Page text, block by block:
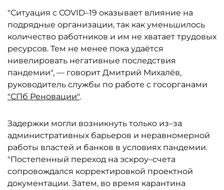
"Ситуация с COVID–19 оказывает влияние на
подрядные организации, так как уменьшилось
количество работников и им не хватает трудовых
ресурсов. Тем не менее пока удаётся
нивелировать негативные последствия
пандемии", — говорит Дмитрий Михалёв,
руководитель службы по работе с госорганами
"СПб Реновации".
Задержки могли возникнуть только из–за
административных барьеров и неравномерной
работы властей и банков в условиях пандемии.
"Постепенный переход на эскроу–счета
сопровождался корректировкой проектной
документации. Затем, во время карантина